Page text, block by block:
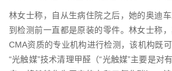
林女士称，自从生病住院之后，她的奥迪
到检测前一直都是原装的零件。林女士称
CMA资质的专业机构进行检测，该机构既
“光触媒”技术清理甲醛（“光触媒”主要是对